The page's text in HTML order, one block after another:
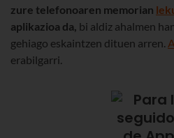
zure telefonoaren memorian
aplikazioa da, bi aldiz ahalmen
gehiago eskaintzen dituen arren.
erabilgarri.